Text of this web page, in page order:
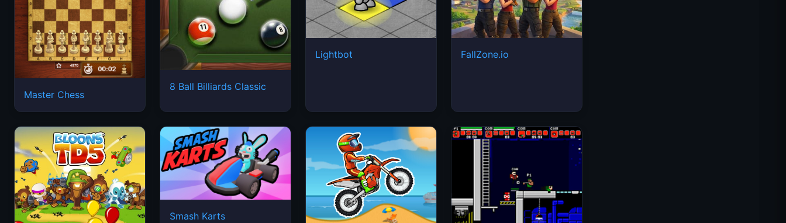
Master Chess
8 Ball Billiards Classic
Lightbot FallZone.io
Smash Karts